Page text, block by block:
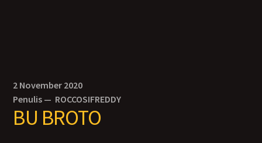
2 November 2020
Penulis — ROCCOSIFREDDY
BU BROTO